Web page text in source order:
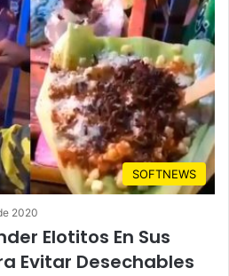
SOFTNEWS
2020
Elotitos En Sus
Evitar Desechables